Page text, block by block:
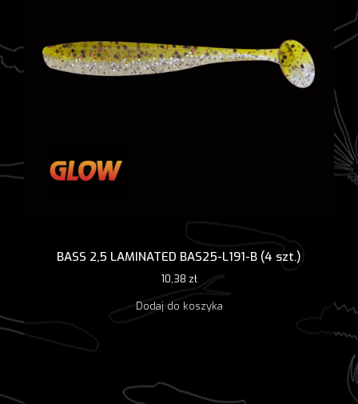
BASS 2,5 LAMINATED BAS25-L191-B (4 szt.)
10,38 zł
Dodaj do koszyka